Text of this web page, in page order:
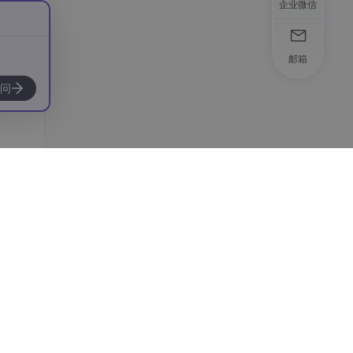
企业微信
邮箱